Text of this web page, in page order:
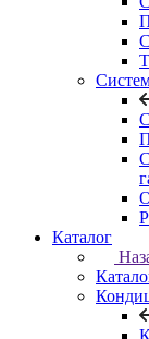
Каталог